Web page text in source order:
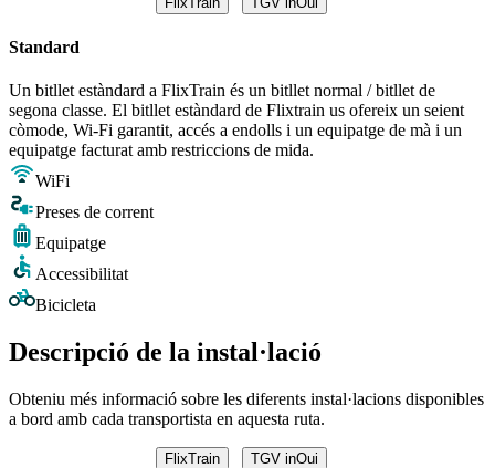
Standard
Un bitllet estàndard a FlixTrain és un bitllet normal / bitllet de
segona classe. El bitllet estàndard de Flixtrain us ofereix un seient
còmode, Wi-Fi garantit, accés a endolls i un equipatge de mà i un
equipatge facturat amb restriccions de mida.
WiFi
Preses de corrent
Equipatge
Accessibilitat
Bicicleta
Descripció de la instal·lació
Obteniu més informació sobre les diferents instal·lacions disponibles
a bord amb cada transportista en aquesta ruta.
FlixTrain TGV inOui